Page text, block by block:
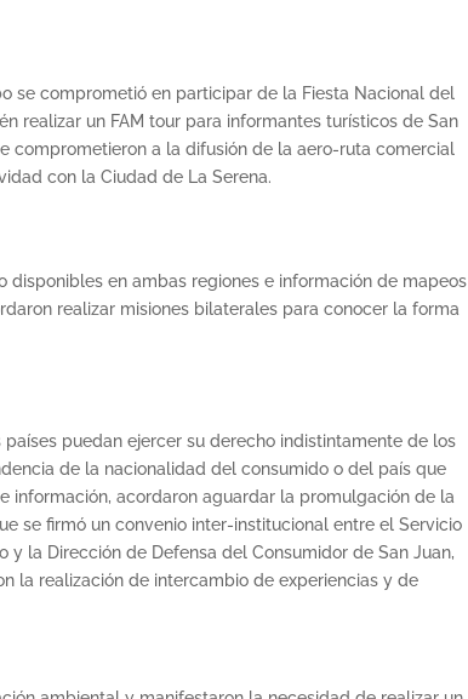
se comprometió en participar de la Fiesta Nacional del
realizar un FAM tour para informantes turísticos de San
comprometieron a la difusión de la aero-ruta comercial
con la Ciudad de La Serena.
en ambas regiones e información de mapeos
realizar misiones bilaterales para conocer la forma
puedan ejercer su derecho indistintamente de los
de la nacionalidad del consumido o del país que
información, acordaron aguardar la promulgación de la
se firmó un convenio inter-institucional entre el Servicio
y la Dirección de Defensa del Consumidor de San Juan,
la realización de intercambio de experiencias y de